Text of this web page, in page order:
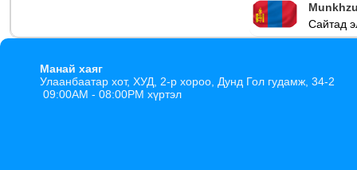
Сайтад
Манай хаяг
Улаанбаатар хот, ХУД, 2-р хороо, Дунд Гол гудамж, 34-2
09:00AM - 08:00PM хүртэл